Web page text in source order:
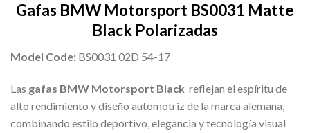
Gafas BMW Motorsport BS0031 Matte
Black Polarizadas
Model Code: BS0031 02D 54-17
Las gafas BMW Motorsport Black reflejan el espíritu de
alto rendimiento y diseño automotriz de la marca alemana,
combinando estilo deportivo, elegancia y tecnología visual